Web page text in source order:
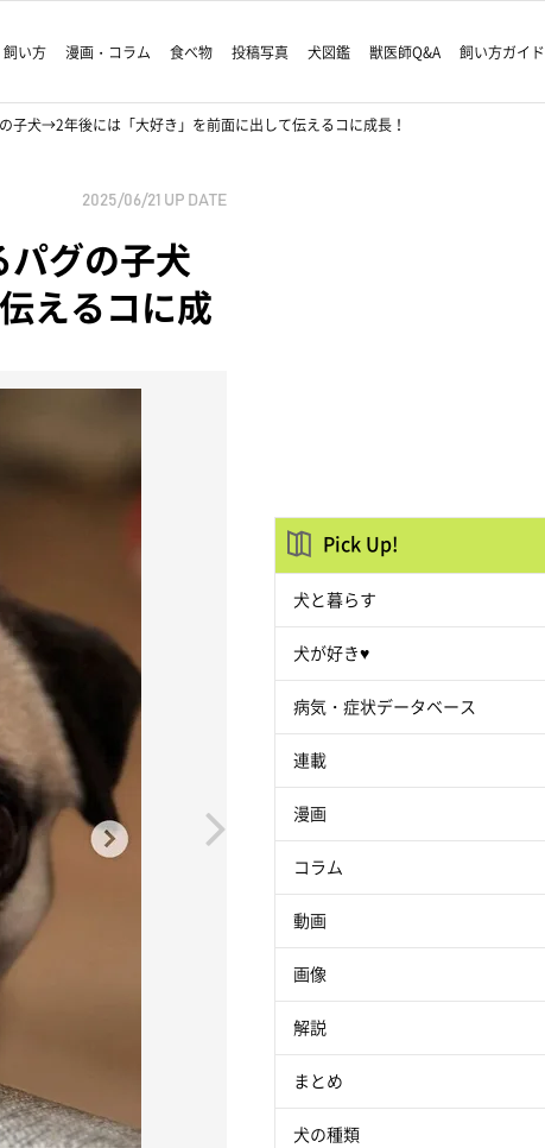
飼い方 漫画・コラム 食べ物 投稿写真 犬図鑑 獣医師Q&A 飼い方ガイド
子犬→2年後には「大好き」を前面に出して伝えるコに成長！
2025/06/21 UP DATE
グの子犬
えるコに成
Pick Up!
犬と暮らす
犬が好き♥
病気・症状データベース
連載
漫画
コラム
動画
画像
解説
まとめ
犬の種類